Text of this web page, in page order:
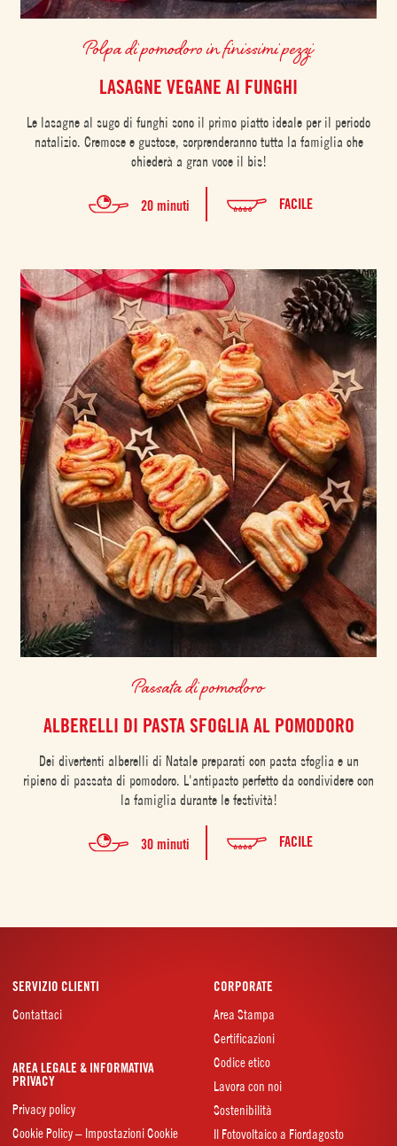
Polpa di pomodoro in finissimi pezzi
LASAGNE VEGANE AI FUNGHI
Le lasagne al sugo di funghi sono il primo piatto ideale per il periodo
natalizio. Cremose e gustose, sorprenderanno tutta la famiglia che
chiederà a gran voce il bis!
20 minuti FACILE
Passata di pomodoro
ALBERELLI DI PASTA SFOGLIA AL POMODORO
Dei divertenti alberelli di Natale preparati con pasta sfoglia e un
ripieno di passata di pomodoro. L'antipasto perfetto da condividere con
la famiglia durante le festività!
30 minuti FACILE
SERVIZIO CLIENTI
Contattaci
CORPORATE
Area Stampa
Certificazioni
Codice etico
Lavora con noi
Sostenibilità
Il Fotovoltaico a Fiordagosto
AREA LEGALE & INFORMATIVA
PRIVACY
Privacy policy
Cookie Policy – Impostazioni Cookie